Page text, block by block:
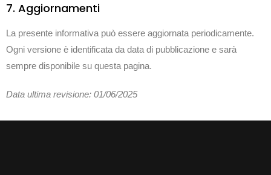
7. Aggiornamenti
La presente informativa può essere aggiornata periodicamente.
Ogni versione è identificata da data di pubblicazione e sarà
sempre disponibile su questa pagina.
Data ultima revisione: 01/06/2025